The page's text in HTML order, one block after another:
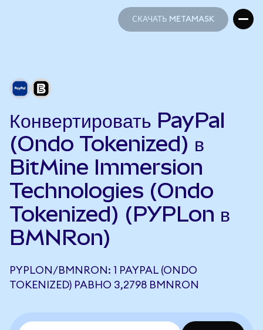
СКАЧАТЬ METAMASK
Конвертировать PayPal
(Ondo Tokenized) в
BitMine Immersion
Technologies (Ondo
Tokenized) (PYPLon в
BMNRon)
PYPLON/BMNRON: 1 PAYPAL (ONDO
TOKENIZED) РАВНО 3,2798 BMNRON